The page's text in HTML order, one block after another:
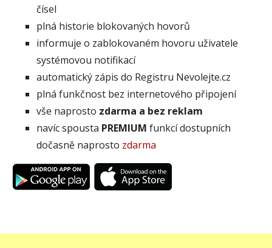
čísel
plná historie blokovaných hovorů
informuje o zablokovaném hovoru uživatele
systémovou notifikací
automatický zápis do Registru Nevolejte.cz
plná funkčnost bez internetového připojení
vše naprosto zdarma a bez reklam
navíc spousta PREMIUM funkcí dostupních
dočasně naprosto zdarma